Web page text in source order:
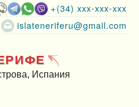
+(34) xxx-xxx-xxx
islateneriferu@gmail.com
Испания